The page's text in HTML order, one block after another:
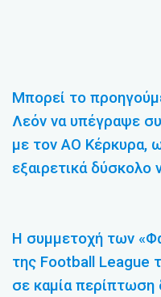
Μπορεί το
Λεόν να υπέγραψε
με τον ΑΟ Κέρκυρα,
εξαιρετικά δύσκολο
Η συμμετοχή των
της Football League
σε καμία περίπτωση